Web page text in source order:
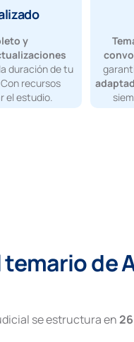
y
duración de tu
recursos
el estudio.
temario de
se estructura en